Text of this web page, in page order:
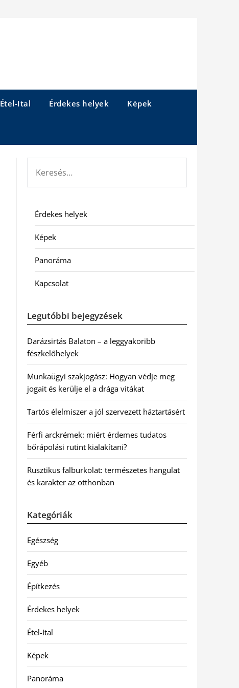
Étel-Ital Érdekes helyek Képek
Érdekes helyek
Képek
Panoráma
Kapcsolat
Legutóbbi bejegyzések
Darázsirtás Balaton – a leggyakoribb
fészkelőhelyek
Munkaügyi szakjogász: Hogyan védje meg
jogait és kerülje el a drága vitákat
Tartós élelmiszer a jól szervezett háztartásért
Férfi arckrémek: miért érdemes tudatos
bőrápolási rutint kialakítani?
Rusztikus falburkolat: természetes hangulat
és karakter az otthonban
Kategóriák
Egészség
Egyéb
Építkezés
Érdekes helyek
Étel-Ital
Képek
Panoráma